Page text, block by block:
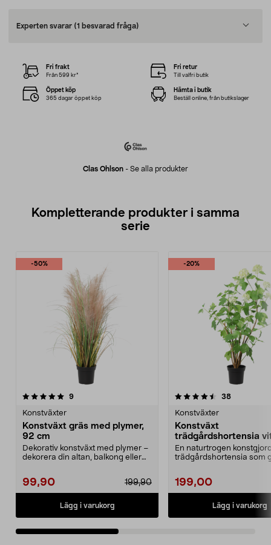
Experten svarar (1 besvarad fråga)
Clas Ohlson - Se alla produkter
Fri frakt
Från 599 kr*
Fri retur
Till valfri butik
Öppet köp
365 dagar öppet köp
Hämta i butik
Beställ online, från butikslager
Kompletterande produkter i samma
serie
-50%
9recensioner
Konstväxter
Konstväxt gräs med plymer,
92 cm
Dekorativ konstväxt med plymer –
dekorera din altan, balkong eller
199,90
99,90
Lägg i varukorg
-20%
4.5av 5 stjärnor 38recensioner
Konstväxter
Konstväxt
trädgårdshortensia
cm
En naturtrogen
trädgårdshortensia som
199,00
Lägg i varukorg
4.5av 5 stjärnor